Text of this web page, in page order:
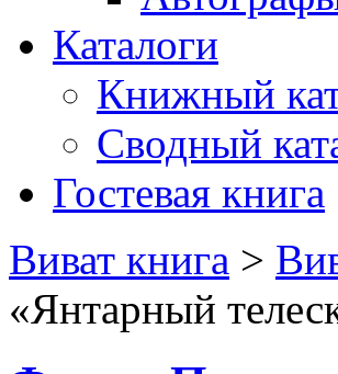
Каталоги
Книжный
Сводный
Гостевая книга
Виват книга >
«Янтарный